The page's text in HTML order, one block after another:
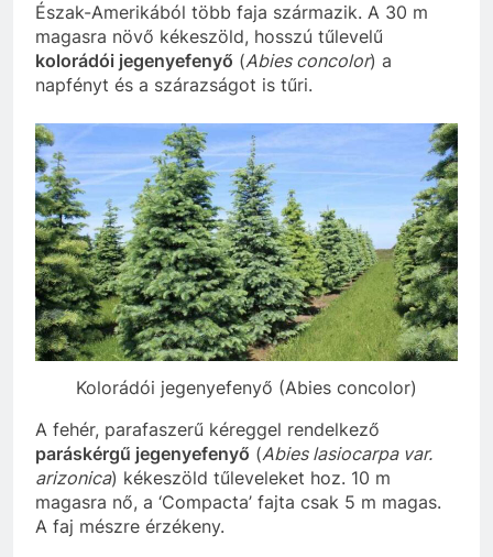
Észak-Amerikából több faja származik. A 30 m
magasra növő kékeszöld, hosszú tűlevelű
kolorádói jegenyefenyő (Abies concolor) a
napfényt és a szárazságot is tűri.
Kolorádói jegenyefenyő (Abies concolor)
A fehér, parafaszerű kéreggel rendelkező
paráskérgű jegenyefenyő (Abies lasiocarpa var.
arizonica) kékeszöld tűleveleket hoz. 10 m
magasra nő, a ‘Compacta’ fajta csak 5 m magas.
A faj mészre érzékeny.